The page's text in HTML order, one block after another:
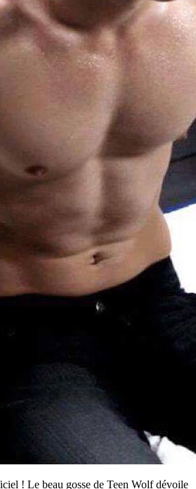
! Le beau gosse de Teen Wolf dévoile